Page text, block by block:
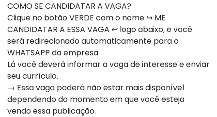
COMO SE CANDIDATAR A VAGA?
Clique no botão VERDE com o nome ↪ ME
CANDIDATAR A ESSA VAGA ↩ logo abaixo, e você
será redirecionado automaticamente para o
WHATSAPP da empresa
Lá você deverá informar a vaga de interesse e enviar
seu currículo.
→ Essa vaga poderá não estar mais disponível
dependendo do momento em que você esteja
vendo essa publicação.